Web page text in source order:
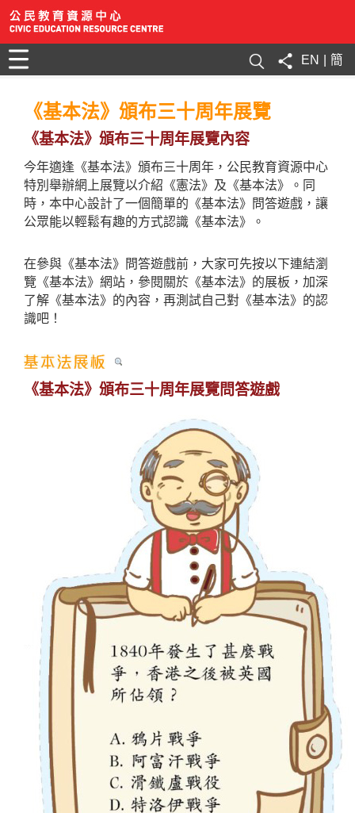
EN 簡
《基本法》頒布三十周年展覽
《基本法》頒布三十周年展覽內容
今年適逢《基本法》頒布三十周年，公民教育資源中心
特別舉辦網上展覽以介紹《憲法》及《基本法》。同
時，本中心設計了一個簡單的《基本法》問答遊戲，讓
公眾能以輕鬆有趣的方式認識《基本法》。
在參與《基本法》問答遊戲前，大家可先按以下連結瀏
覽《基本法》網站，參閱關於《基本法》的展板，加深
了解《基本法》的內容，再測試自己對《基本法》的認
識吧！
《基本法》頒布三十周年展覽問答遊戲